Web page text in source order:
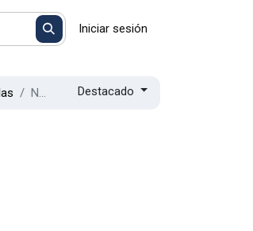
Iniciar sesión
Destacado